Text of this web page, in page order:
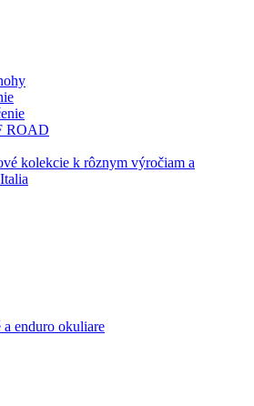
ROAD
kolekcie k rôznym výročiam a
enduro okuliare